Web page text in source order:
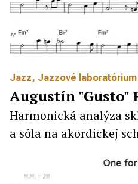
Jazz, Jazzové laboratórium
Augustín "Gusto"
Harmonická analýza
a sóla na akordickej